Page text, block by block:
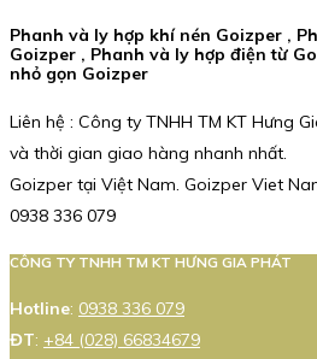
Phanh và ly hợp khí nén Goizper ,
Goizper , Phanh và ly hợp điện từ
nhỏ gọn Goizper
Liên hệ : Công ty TNHH TM KT Hưng
và thời gian giao hàng nhanh nhất.
Goizper tại Việt Nam. Goizper Viet
0938 336 079
CÔNG TY TNHH TM KT HƯNG GIA PHÁT
Hotline: 0938 336 079
ĐT: +84 (028) 66834679